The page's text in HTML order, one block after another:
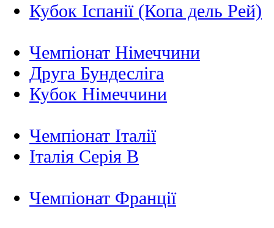
Кубок Іспанії (Копа дель Рей)
Чемпіонат Німеччини
Друга Бундесліга
Кубок Німеччини
Чемпіонат Італії
Італія Серія B
Чемпіонат Франції